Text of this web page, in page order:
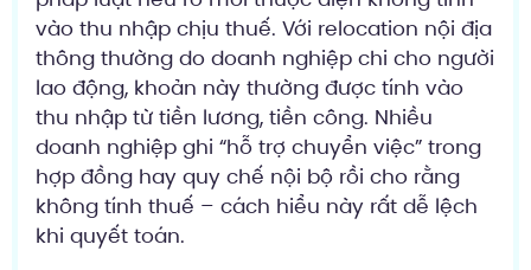
vào thu nhập chịu thuế. Với relocation nội địa
thông thường do doanh nghiệp chi cho người
lao động, khoản này thường được tính vào
thu nhập từ tiền lương, tiền công. Nhiều
doanh nghiệp ghi “hỗ trợ chuyển việc” trong
hợp đồng hay quy chế nội bộ rồi cho rằng
không tính thuế – cách hiểu này rất dễ lệch
khi quyết toán.